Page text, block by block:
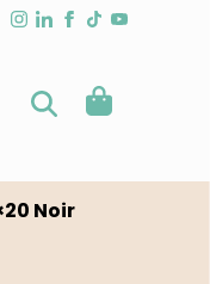
Noir